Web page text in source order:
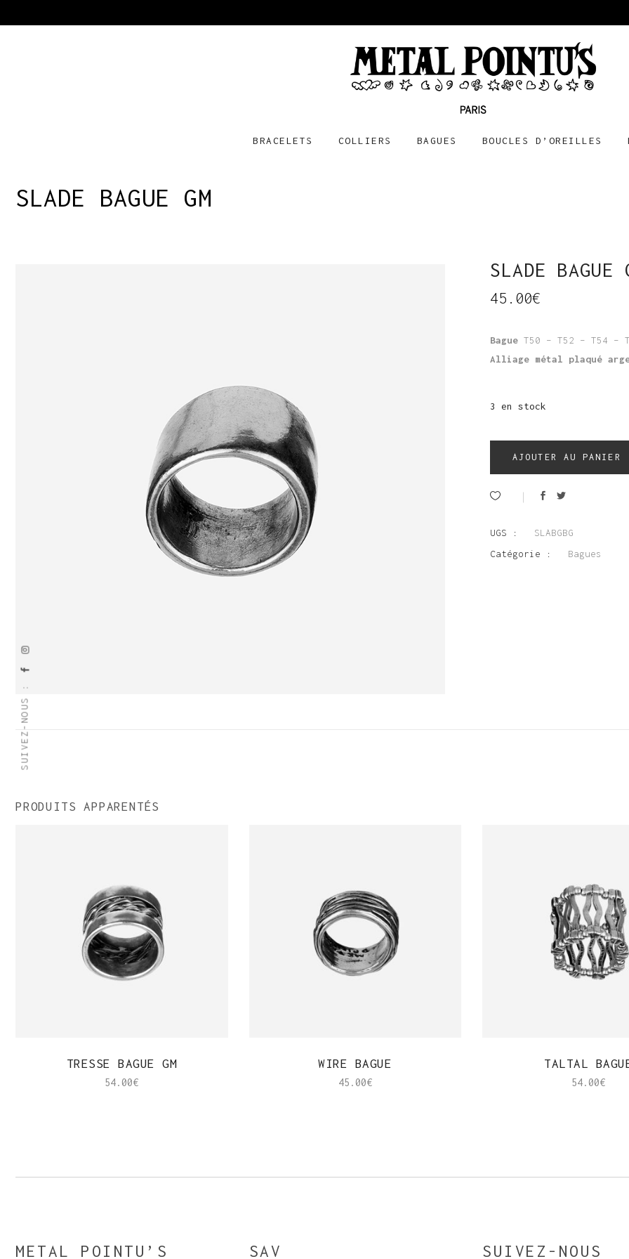
BRACELETS COLLIERS BAGUES BOUCLES D’OREILLES
SUIVEZ-NOUS :
SLADE BAGUE GM
SLADE BAGUE
45.00€
Bague T50 – T52 – T54 –
Alliage métal plaqué
3 en stock
AJOUTER AU PANIER
UGS :
SLABGBG
Catégorie :
Bagues
PRODUITS APPARENTÉS
TRESSE BAGUE GM
54.00€
WIRE BAGUE
45.00€
TALTAL
54.00€
METAL POINTU’S SAV SUIVEZ-NOUS